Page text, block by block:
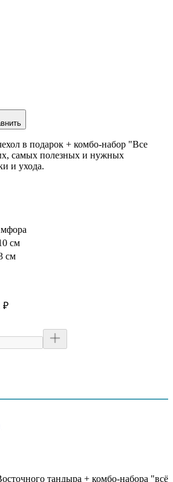
в подарок + комбо-набор "Все
самых полезных и нужных
и ухода.
см
см
₽
тандыра + комбо-набора "всё